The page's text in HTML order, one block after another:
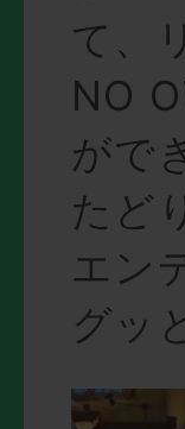
て、
NO
がで
たど
エン
グッ